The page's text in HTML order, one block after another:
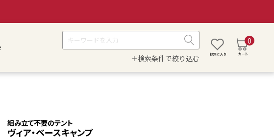
＋検索条件で絞り込む
0
組み立て不要のテント
ヴィア・ベースキャンプ